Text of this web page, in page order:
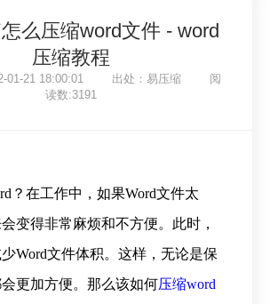
么压缩word文件 - word
压缩教程
01-21 18:00:01 出处：易压缩 阅
读数:3191
？在工作中，如果Word文件太
变得非常麻烦和不方便。此时，
Word文件体积。这样，无论是保
更加方便。那么该如何压缩word